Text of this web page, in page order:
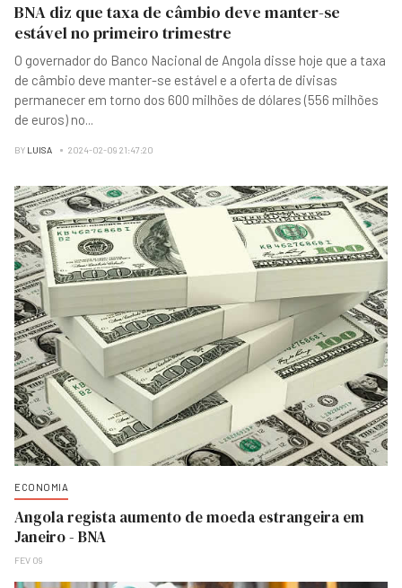
BNA diz que taxa de câmbio deve manter-se
estável no primeiro trimestre
O governador do Banco Nacional de Angola disse hoje que a taxa
de câmbio deve manter-se estável e a oferta de divisas
permanecer em torno dos 600 milhões de dólares (556 milhões
de euros) no...
BY LUISA 2024-02-09 21:47:20
ECONOMIA
Angola regista aumento de moeda estrangeira em
Janeiro - BNA
FEV 09